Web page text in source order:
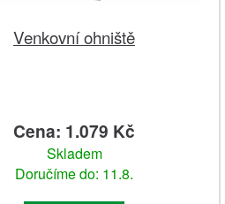
Venkovní ohniště
Cena: 1.079 Kč
Skladem
Doručíme do: 11.8.